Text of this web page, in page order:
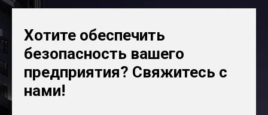
Хотите обеспечить
безопасность вашего
предприятия? Свяжитесь с
нами!